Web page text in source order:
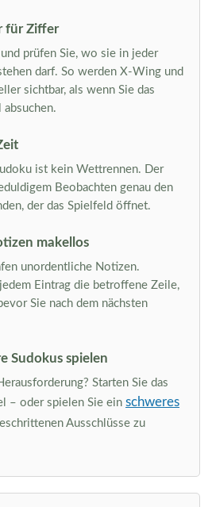
für Ziffer
prüfen Sie, wo sie in jeder
darf. So werden X-Wing und
sichtbar, als wenn Sie das
absuchen.
ist kein Wettrennen. Der
Beobachten genau den
der das Spielfeld öffnet.
makellos
unordentliche Notizen.
Eintrag die betroffene Zeile,
Sie nach dem nächsten
Sudokus spielen
Starten Sie das
– oder spielen Sie ein schweres
Ausschlüsse zu